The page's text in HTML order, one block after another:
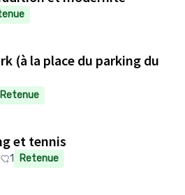
(à la place du parking du
Retenue
et tennis
1 Retenue